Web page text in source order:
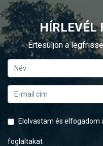
HÍRLEVÉL
Értesüljön a
Elolvastam és elfogadom
foglaltakat